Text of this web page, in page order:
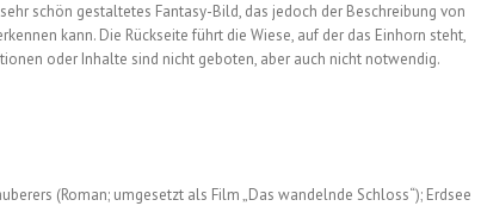
schön gestaltetes Fantasy-Bild, das jedoch der Beschreibung von
kann. Die Rückseite führt die Wiese, auf der das Einhorn steht,
oder Inhalte sind nicht geboten, aber auch nicht notwendig.
(Roman; umgesetzt als Film „Das wandelnde Schloss“); Erdsee